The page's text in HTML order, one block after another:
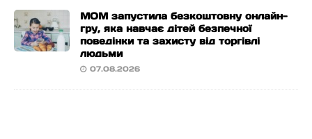
МОМ запустила безкоштовну онлайн-
гру, яка навчає дітей безпечної
поведінки та захисту від торгівлі
людьми
07.08.2026